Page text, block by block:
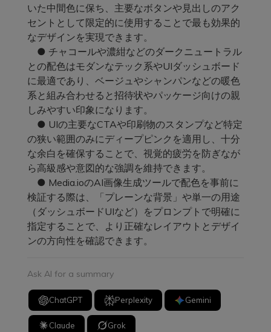
いた中間色に保ち、主要なボタンや見出しのアク
セントとして限定的に使用することで最も効果的
なデザインを実現できます。
● チャコールや濃紺などのダークニュートラル
との配色はモダンなテック系やUIダッシュボード
に最適であり、ベージュやシャンパンなどの暖色
系と組み合わせると招待状やパッケージ向けの親
しみやすい印象になります。
● UIの主要なCTAや印刷物のスタンプなど特定
の狭い範囲のみにディープピンクを適用し、十分
な余白を確保することで、視覚的疲労を防ぎなが
ら高級感や意図的な強調を維持できます。
● Media.ioのAI画像生成ツールで配色を事前に
検証する際は、「プレーンな背景」や単一の用途
（ダッシュボードUIなど）をプロンプトで明確に
指定することで、より正確なレイアウトとデザイ
ンの方向性を確認できます。
Ask AI for a summary
ChatGPT Perplexity Gemini
Claude Grok